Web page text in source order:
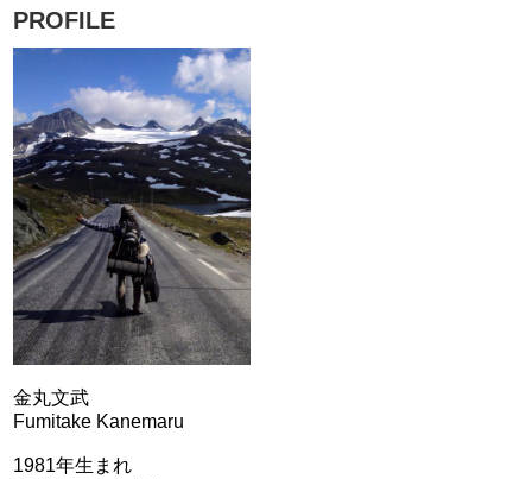
PROFILE
金丸文武
Fumitake Kanemaru
1981年生まれ